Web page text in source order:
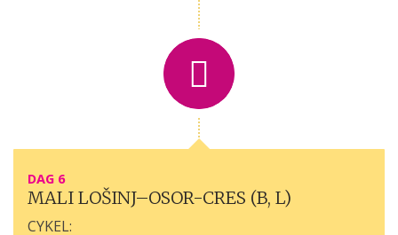
DAG 6
MALI LOŠINJ–OSOR-CRES (B, L)
CYKEL: